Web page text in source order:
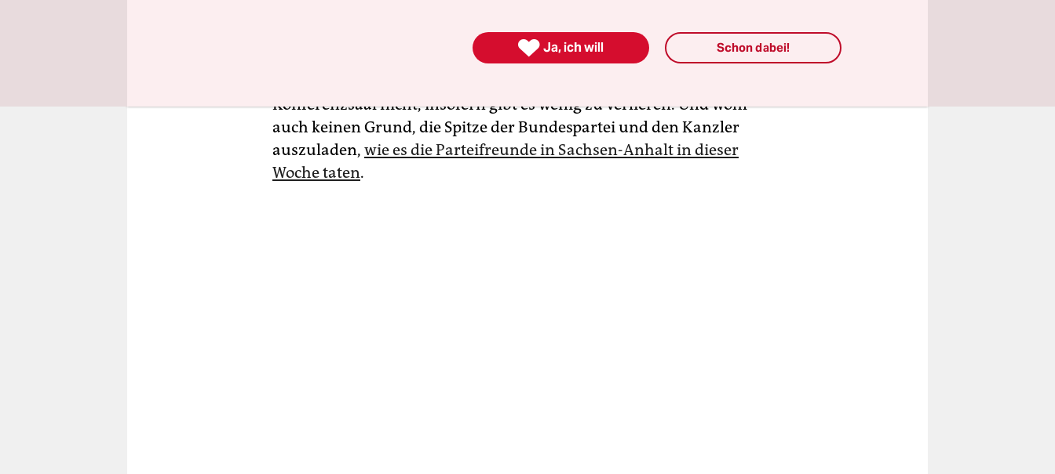
Dass die CDU in Mecklenburg-Vorpommern im September den
Konferenzsaal nicht, insofern gibt es wenig zu verlieren. Und wohl
auch keinen Grund, die Spitze der Bundespartei und den Kanzler
auszuladen, wie es die Parteifreunde in Sachsen-Anhalt in dieser
Woche taten.
 Ja, ich will Schon dabei!